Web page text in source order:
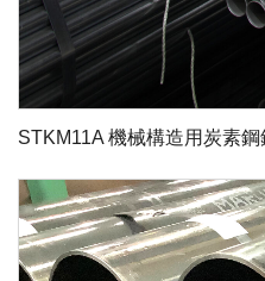
STKM11A 機械構造用炭素鋼